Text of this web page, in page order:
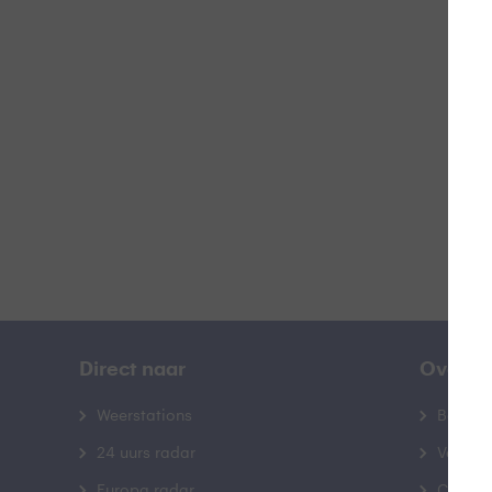
Direct naar
Weerstations
24 uurs radar
Over